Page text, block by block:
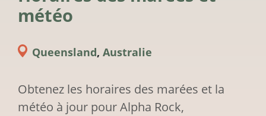
météo
Queensland, Australie
Obtenez les horaires des marées et la
météo à jour pour Alpha Rock,